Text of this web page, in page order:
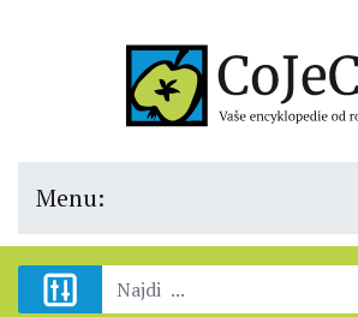
Menu: